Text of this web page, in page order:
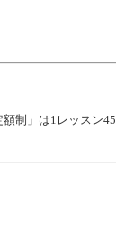
制」は1レッスン45